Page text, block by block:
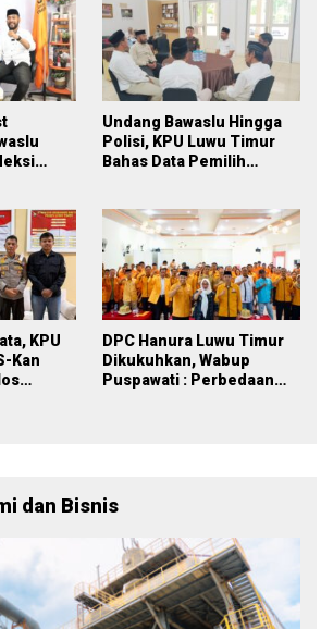
Undang Bawaslu Hingga
Polisi, KPU Luwu Timur
Bahas Data Pemilih
KPU
Kan
DPC Hanura Luwu Timur
Dikukuhkan, Wabup
Puspawati : Perbedaan
dan Bisnis